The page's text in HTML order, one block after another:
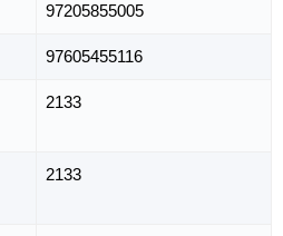
97205855005
97605455116
2133
2133